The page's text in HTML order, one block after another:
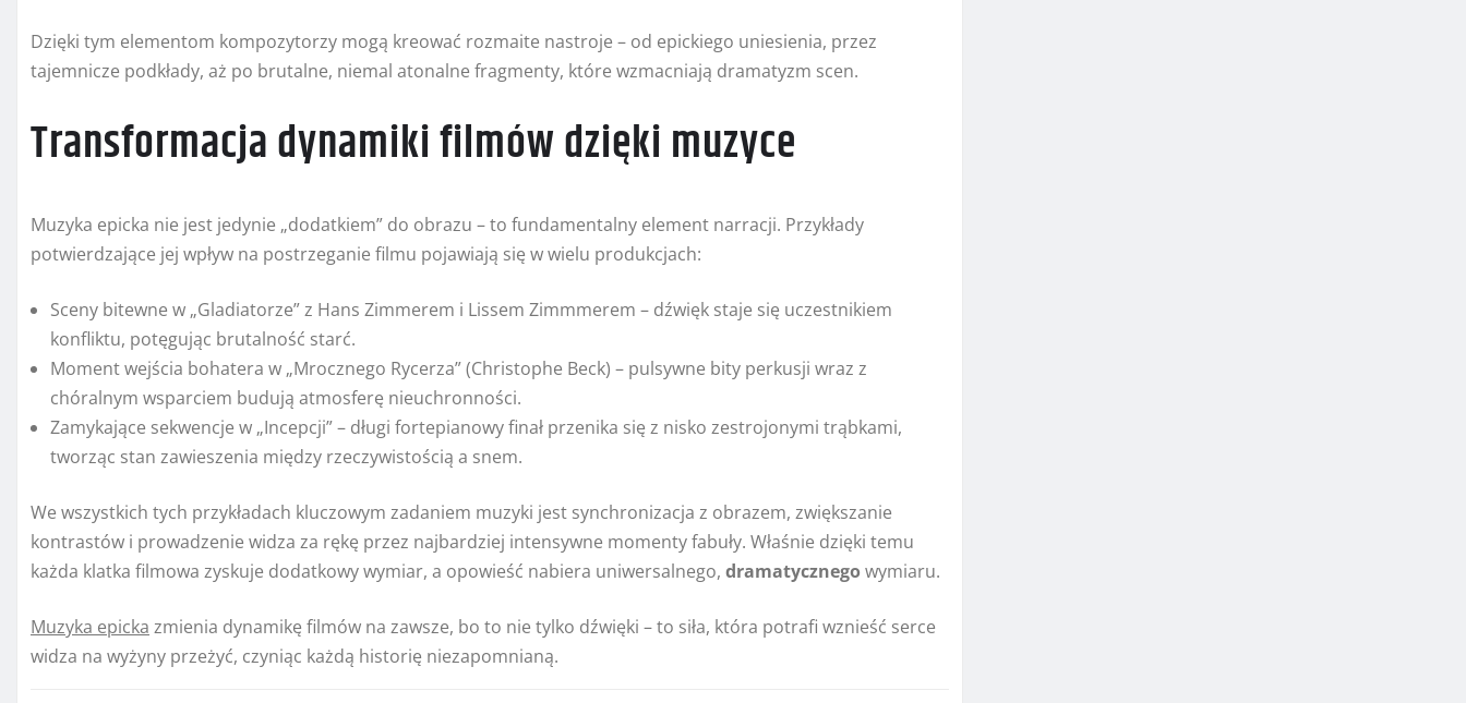
Dzięki tym elementom kompozytorzy mogą kreować rozmaite nastroje – od epickiego uniesienia, przez
tajemnicze podkłady, aż po brutalne, niemal atonalne fragmenty, które wzmacniają dramatyzm scen.
Transformacja dynamiki filmów dzięki muzyce
Muzyka epicka nie jest jedynie „dodatkiem” do obrazu – to fundamentalny element narracji. Przykłady
potwierdzające jej wpływ na postrzeganie filmu pojawiają się w wielu produkcjach:
Sceny bitewne w „Gladiatorze” z Hans Zimmerem i Lissem Zimmmerem – dźwięk staje się uczestnikiem
konfliktu, potęgując brutalność starć.
Moment wejścia bohatera w „Mrocznego Rycerza” (Christophe Beck) – pulsywne bity perkusji wraz z
chóralnym wsparciem budują atmosferę nieuchronności.
Zamykające sekwencje w „Incepcji” – długi fortepianowy finał przenika się z nisko zestrojonymi trąbkami,
tworząc stan zawieszenia między rzeczywistością a snem.
We wszystkich tych przykładach kluczowym zadaniem muzyki jest synchronizacja z obrazem, zwiększanie
kontrastów i prowadzenie widza za rękę przez najbardziej intensywne momenty fabuły. Właśnie dzięki temu
każda klatka filmowa zyskuje dodatkowy wymiar, a opowieść nabiera uniwersalnego, dramatycznego wymiaru.
Muzyka epicka zmienia dynamikę filmów na zawsze, bo to nie tylko dźwięki – to siła, która potrafi wznieść serce
widza na wyżyny przeżyć, czyniąc każdą historię niezapomnianą.